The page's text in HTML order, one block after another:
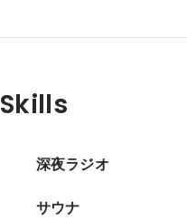
Skills
深夜ラジオ
サウナ